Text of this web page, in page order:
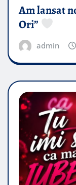
Am lansat
Ori”
admin